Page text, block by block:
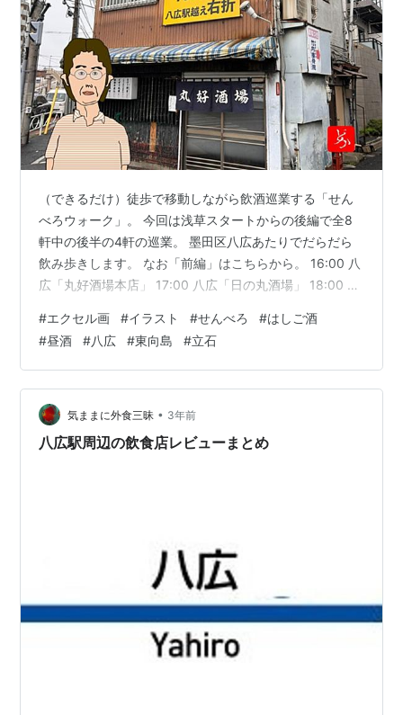
（できるだけ）徒歩で移動しながら飲酒巡業する「せん
べろウォーク」。 今回は浅草スタートからの後編で全8
軒中の後半の4軒の巡業。 墨田区八広あたりでだらだら
飲み歩きします。 なお「前編」はこちらから。 16:00 八
広「丸好酒場本店」 17:00 八広「日の丸酒場」 18:00 東
木製麺所」 まとめ 残念ながら営業していなかった向島の
「菊屋」を後にして 京成押上線で八広に向かうことにす
る。 電車で2駅で150円の運賃。 八広は荒川と隅田川に
囲まれた墨田区のディープゾーン。 大昔に知人のお通夜
で行ったきりで、 飲み食いはしたことは皆無の実…
#エクセル画 #イラスト #せんべろ #はしご酒
#昼酒 #八広 #東向島 #立石
気ままに外食三昧 • 3年前
八広駅周辺の飲食店レビューまとめ